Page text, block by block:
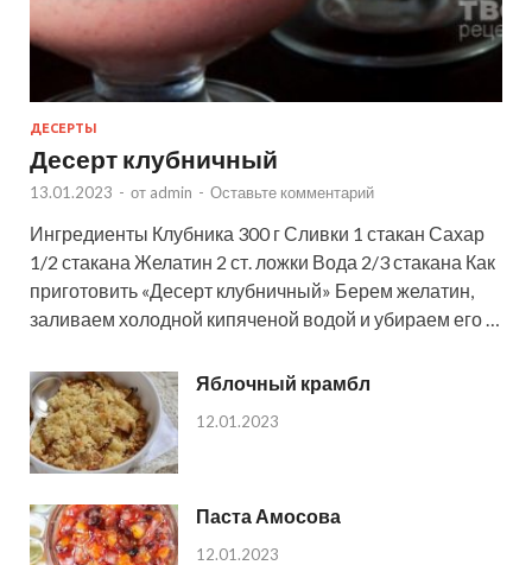
ДЕСЕРТЫ
Десерт клубничный
13.01.2023 - от admin - Оставьте комментарий
Ингредиенты Клубника 300 г Сливки 1 стакан Сахар
1/2 стакана Желатин 2 ст. ложки Вода 2/3 стакана Как
приготовить «Десерт клубничный» Берем желатин,
заливаем холодной кипяченой водой и убираем его …
Яблочный крамбл
12.01.2023
Паста Амосова
12.01.2023